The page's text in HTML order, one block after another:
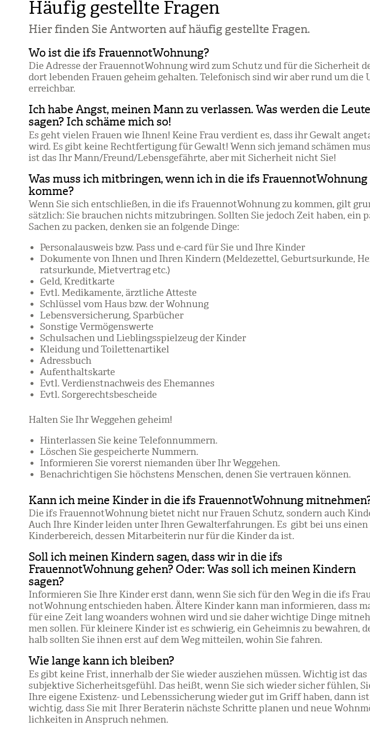
Häufig gestellte Fragen
Hier fin­den Sie Ant­wor­ten auf häu­fig gestellte Fra­gen.
Wo ist die ifs FrauennotWohnung?
Die Adresse der Frau­en­not­Woh­nung wird zum Schutz und für die Sicher­heit
dort leben­den Frauen geheim gehal­ten. Tele­fo­nisch sind wir aber rund um die
erreich­bar.
Ich habe Angst, meinen Mann zu verlassen. Was werden die Leute
sagen? Ich schäme mich so!
Es geht vie­len Frauen wie Ihnen! Keine Frau ver­dient es, dass ihr Gewalt
wird. Es gibt keine Recht­fer­ti­gung für Gewalt! Wenn sich jemand schä­men
ist das Ihr Mann/​Freund/​Lebens­ge­fährte, aber mit Sicher­heit nicht Sie!
Was muss ich mitbringen, wenn ich in die ifs FrauennotWohnung
komme?
Wenn Sie sich ent­schlie­ßen, in die ifs Frau­en­not­Woh­nung zu kom­men, gilt
sätz­lich: Sie brau­chen nichts mit­zu­brin­gen. Soll­ten Sie jedoch Zeit haben, ein
Sachen zu packen, den­ken sie an fol­gende Dinge:
Per­so­nal­aus­weis bzw. Pass und e-card für Sie und Ihre Kin­der
Doku­mente von Ihnen und Ihren Kin­dern (Mel­de­zet­tel, Geburts­ur­kunde,
rats­ur­kunde, Miet­ver­trag etc.)
Geld, Kre­dit­karte
Evtl. Medi­ka­mente, ärzt­li­che Atteste
Schlüs­sel vom Haus bzw. der Woh­nung
Lebens­ver­si­che­rung, Spar­bü­cher
Sons­tige Ver­mö­gens­werte
Schul­sa­chen und Lieb­lings­spiel­zeug der Kin­der
Klei­dung und Toi­let­ten­ar­ti­kel
Adress­buch
Auf­ent­halts­karte
Evtl. Ver­dienst­nach­weis des Ehe­man­nes
Evtl. Sor­ge­rechts­be­scheide
Hal­ten Sie Ihr Weg­ge­hen geheim!
Hin­ter­las­sen Sie keine Tele­fon­num­mern.
Löschen Sie gespei­cherte Num­mern.
Infor­mie­ren Sie vor­erst nie­man­den über Ihr Weg­ge­hen.
Benach­rich­ti­gen Sie höchs­tens Men­schen, denen Sie ver­trauen kön­nen.
Kann ich meine Kinder in die ifs FrauennotWohnung
Die ifs Frau­en­not­Woh­nung bie­tet nicht nur Frauen Schutz, son­dern auch
Auch Ihre Kin­der lei­den unter Ihren Gewalt­er­fah­run­gen. Es gibt bei uns einen
Kin­der­be­reich, des­sen Mit­ar­bei­te­rin nur für die Kin­der da ist.
Soll ich meinen Kindern sagen, dass wir in die ifs
FrauennotWohnung gehen? Oder: Was soll ich meinen Kindern
sagen?
Infor­mie­ren Sie Ihre Kin­der erst dann, wenn Sie sich für den Weg in die ifs
not­Woh­nung ent­schie­den haben. Ältere Kin­der kann man infor­mie­ren, dass
für eine Zeit lang woan­ders woh­nen wird und sie daher wich­tige Dinge
men sol­len. Für klei­nere Kin­der ist es schwie­rig, ein Geheim­nis zu bewah­ren,
halb soll­ten Sie ihnen erst auf dem Weg mit­tei­len, wohin Sie fah­ren.
Wie lange kann ich bleiben?
Es gibt keine Frist, inner­halb der Sie wie­der aus­zie­hen müs­sen. Wich­tig ist das
sub­jek­tive Sicher­heits­ge­fühl. Das heißt, wenn Sie sich wie­der sicher füh­len,
Ihre eigene Exis­tenz- und Lebens­si­che­rung wie­der gut im Griff haben, dann ist
wich­tig, dass Sie mit Ihrer Bera­te­rin nächste Schritte pla­nen und neue
lich­kei­ten in Anspruch neh­men.